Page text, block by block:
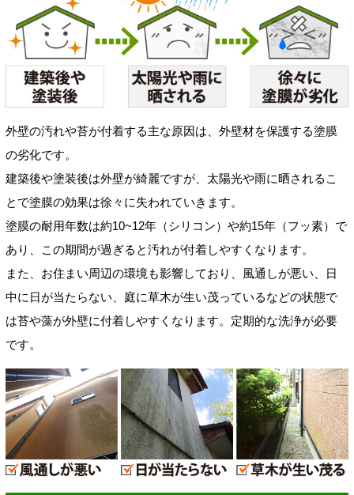
外壁の汚れや苔が付着する主な原因は、外壁材を保護する塗膜
の劣化です。
建築後や塗装後は外壁が綺麗ですが、太陽光や雨に晒されるこ
とで塗膜の効果は徐々に失われていきます。
塗膜の耐用年数は約10~12年（シリコン）や約15年（フッ素）で
あり、この期間が過ぎると汚れが付着しやすくなります。
また、お住まい周辺の環境も影響しており、風通しが悪い、日
中に日が当たらない、庭に草木が生い茂っているなどの状態で
は苔や藻が外壁に付着しやすくなります。定期的な洗浄が必要
です。